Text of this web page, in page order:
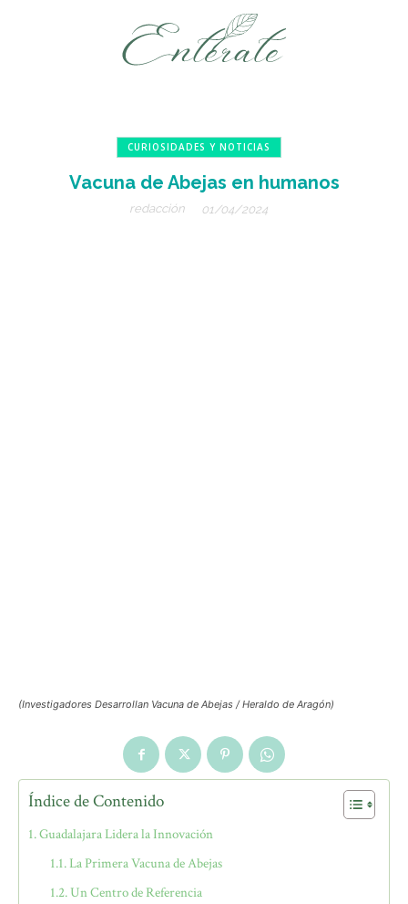
CURIOSIDADES Y NOTICIAS
Vacuna de Abejas en humanos
redacción 01/04/2024
(Investigadores Desarrollan Vacuna de Abejas / Heraldo de Aragón)
Índice de Contenido
Guadalajara Lidera la Innovación
La Primera Vacuna de Abejas
Un Centro de Referencia